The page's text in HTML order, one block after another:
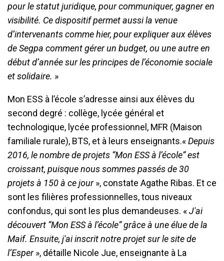
pour le statut juridique, pour communiquer, gagner en
visibilité. Ce dispositif permet aussi la venue
d’intervenants comme hier, pour expliquer aux élèves
de Segpa comment gérer un budget, ou une autre en
début d’année sur les principes de l’économie sociale
et solidaire. »
Mon ESS à l’école s’adresse ainsi aux élèves du
second degré : collège, lycée général et
technologique, lycée professionnel, MFR (Maison
familiale rurale), BTS, et à leurs enseignants.«Depuis
2016, le nombre de projets “Mon ESS à l’école” est
croissant, puisque nous sommes passés de 30
projets à 150 à ce jour», constate Agathe Ribas. Et ce
sont les filières professionnelles, tous niveaux
confondus, qui sont les plus demandeuses. «J'ai
découvert “Mon ESS à l’école” grâce à une élue de la
Maif. Ensuite, j'ai inscrit notre projet sur le site de
l’Esper», détaille Nicole Jue, enseignante à La